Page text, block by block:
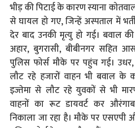
भीड़ की पिटाई के कारण स्याना
से घायल हो गए, जिन्हें अस्पताल में
देर बाद उनकी मृत्यु हो गई। बवाल
अहार, बुगरासी, बीबीनगर सहित
पुलिस फोर्स मौके पर पहुंच गई।
लौट रहे हजारों वाहन भी बवाल
इज्तेमा से लौट रहे युवकों से भी
वाहनों का रूट डायवर्ट कर
निकाला जा रहा है। मौके पर एसएपी